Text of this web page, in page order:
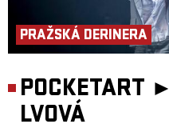
PRAŽSKÁ DERINERA
POCKETART ►
LVOVÁ